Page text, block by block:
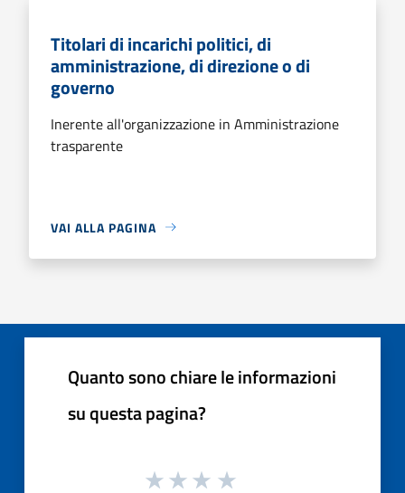
Titolari di incarichi politici, di
amministrazione, di direzione o di
governo
Inerente all'organizzazione in Amministrazione
trasparente
VAI ALLA PAGINA
Quanto sono chiare le informazioni
su questa pagina?